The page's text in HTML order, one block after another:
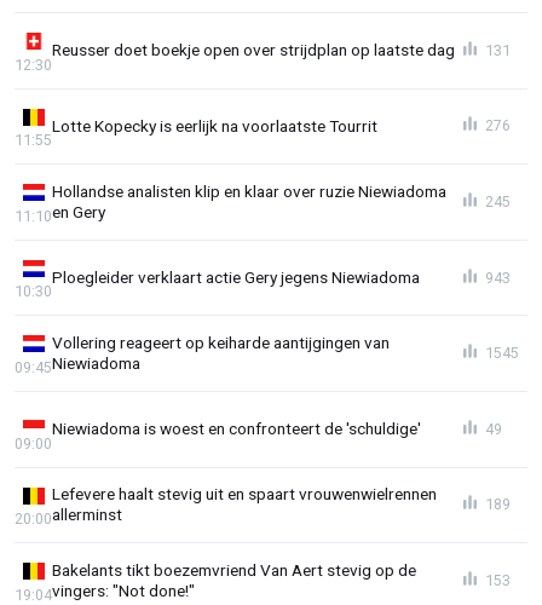
Reusser doet boekje open over strijdplan op laatste dag
12:30
131
Lotte Kopecky is eerlijk na voorlaatste Tourrit
11:55
276
Hollandse analisten klip en klaar over ruzie Niewiadoma
en Gery
11:10
245
Ploegleider verklaart actie Gery jegens Niewiadoma
10:30
943
Vollering reageert op keiharde aantijgingen van
Niewiadoma
09:45
1545
Niewiadoma is woest en confronteert de 'schuldige'
09:00
49
Lefevere haalt stevig uit en spaart vrouwenwielrennen
allerminst
20:00
189
Bakelants tikt boezemvriend Van Aert stevig op de
vingers: "Not done!"
19:04
153